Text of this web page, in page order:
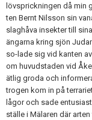
lövsprickningen då min
ten Bernt Nilsson sin
slaghåva insekter till
ängarna kring sjön
so-lade sig vid kanten
om huvudstaden vid
ätlig groda och
trogen kom in på
lågor och sade
ställe i Mälaren där